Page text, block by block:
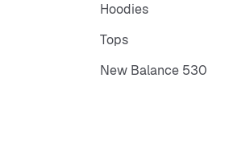
Hoodies
Tops
New Balance 530